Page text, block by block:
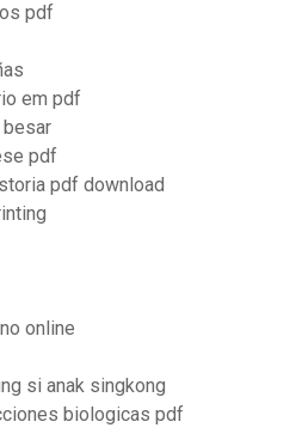
pdf
em pdf
besar
pdf
pdf download
online
si anak singkong
biologicas pdf